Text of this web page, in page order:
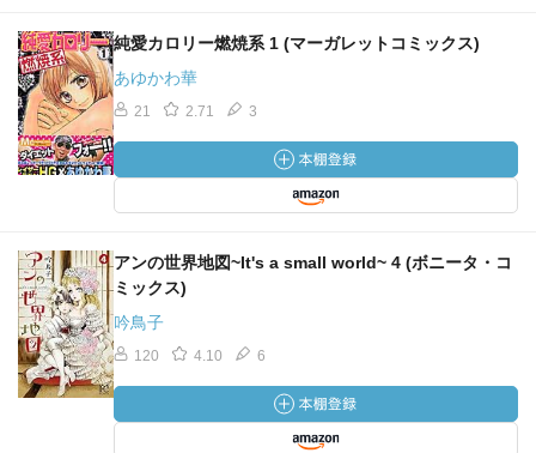
純愛カロリー燃焼系 1 (マーガレットコミックス)
あゆかわ華
21 2.71 3
アンの世界地図~It's a small world~ 4 (ボニータ・コ
ミックス)
吟鳥子
120 4.10 6